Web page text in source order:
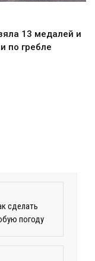
13 медалей и
по гребле
сделать
погоду